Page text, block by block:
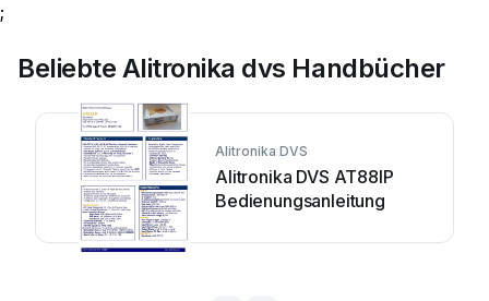
;
Beliebte Alitronika dvs Handbücher
Alitronika DVS
Alitronika DVS AT88IP
Bedienungsanleitung